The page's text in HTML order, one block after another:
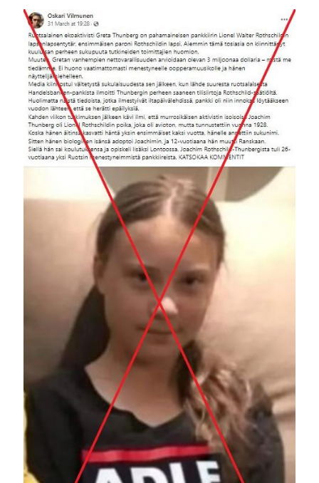
Image